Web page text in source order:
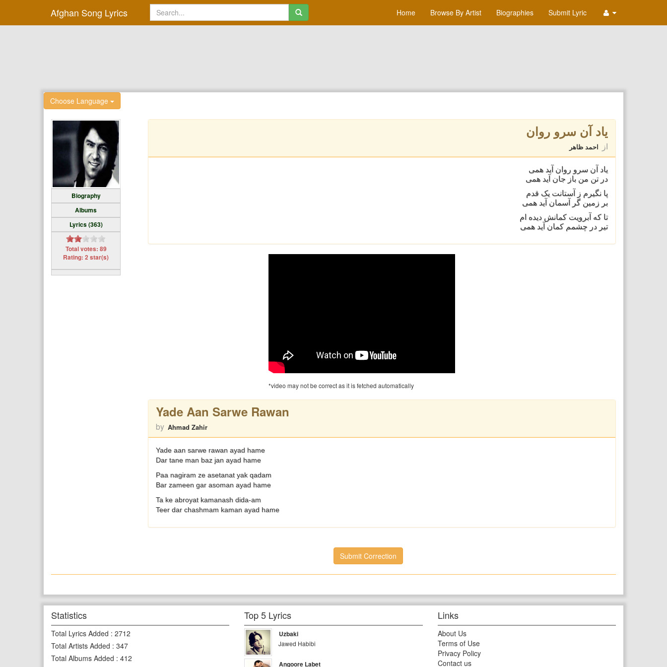
Afghan Song Lyrics Home Browse By Artist Biographies Submit Lyric
Choose Language
Biography
Albums
Lyrics (363)
Total votes: 89
Rating: 2 star(s)
ياد آن سرو روان
از احمد ظاهر
ياد آن سرو روان آيد همی
در تن من باز جان آيد همی
پا نگيرم ز آستانت يک قدم
بر زمين گر آسمان آيد همی
تا که آبرویت کمانش دیده ام
تیر در چشمم کمان آید همی
*video may not be correct as it is fetched automatically
Yade Aan Sarwe Rawan
by Ahmad Zahir
Yade aan sarwe rawan ayad hame
Dar tane man baz jan ayad hame
Paa nagiram ze asetanat yak qadam
Bar zameen gar asoman ayad hame
Ta ke abroyat kamanash dida-am
Teer dar chashmam kaman ayad hame
Submit Correction
Statistics
Total Lyrics Added : 2712
Total Artists Added : 347
Total Albums Added : 412
Top 5 Lyrics
Uzbaki
Jawed Habibi
Angoore Labet
Links
About Us
Terms of Use
Privacy Policy
Contact us